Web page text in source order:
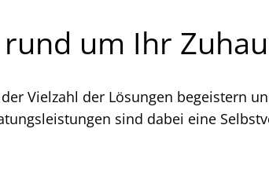
um Ihr
Vielzahl der Lösungen begeistern
sind dabei eine